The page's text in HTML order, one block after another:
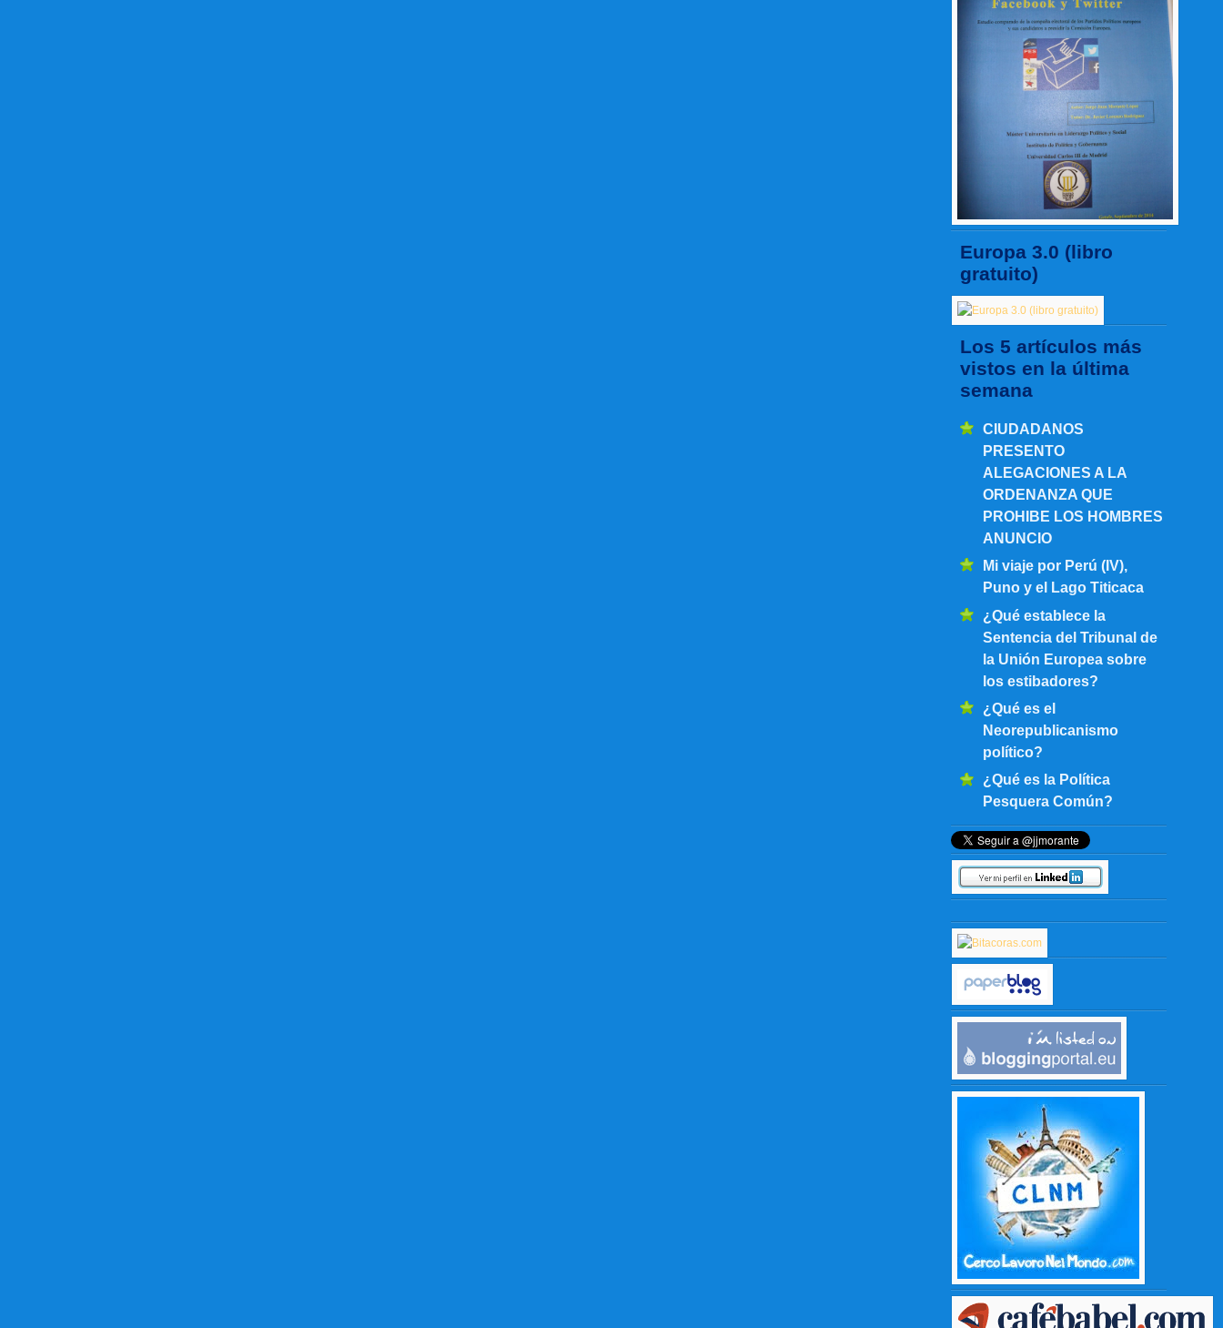
Europa 3.0 (libro
gratuito)
Los 5 artículos más
vistos en la última
semana
CIUDADANOS
PRESENTO
ALEGACIONES A LA
ORDENANZA QUE
PROHIBE LOS HOMBRES
ANUNCIO
Mi viaje por Perú (IV),
Puno y el Lago Titicaca
¿Qué establece la
Sentencia del Tribunal de
la Unión Europea sobre
los estibadores?
¿Qué es el
Neorepublicanismo
político?
¿Qué es la Política
Pesquera Común?